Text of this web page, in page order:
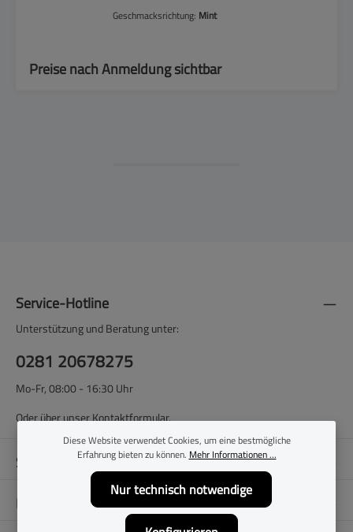
Geschmacksrichtung: Mint
Preise nach Anmeldung sichtbar
Service-Hotline
Unterstützung und Beratung unter:
0281 20678275
Mo-Fr, 08:00 - 16:30 Uhr
Oder über unserKontaktformular.
Shop-Service
Filialen
Diese Website verwendet Cookies, um eine bestmögliche
Erfahrung bieten zu können. Mehr Informationen ...
Nur technisch notwendige